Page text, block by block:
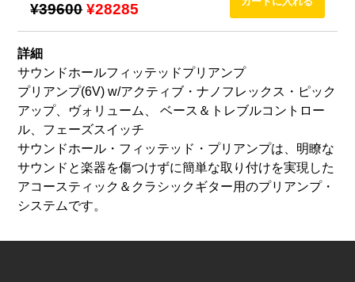
¥39600 ¥28285
詳細
サウンドホールフィッテッドプリアンプ
プリアンプ(6V) w/アクティブ・ナノフレックス・ピック
アップ、ヴォリューム、 ベース＆トレブルコントロー
ル、フェーズスイッチ
サウンドホール・フィッテッド・プリアンプは、明瞭な
サウンドと楽器を傷つけずに簡単な取り付けを実現した
アコースティック＆クラシックギター用のプリアンプ・
システムです。